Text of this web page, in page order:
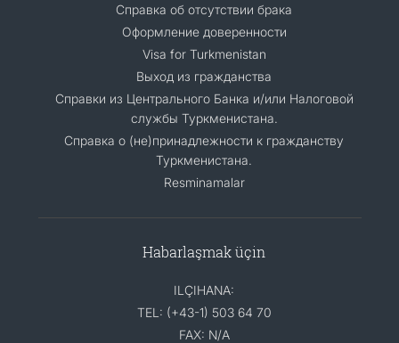
Справка об отсутствии брака
Оформление доверенности
Visa for Turkmenistan
Выход из гражданства
Справки из Центрального Банка и/или Налоговой
службы Туркменистана.
Справка о (не)принадлежности к гражданству
Туркменистана.
Resminamalar
Habarlaşmak üçin
ILÇIHANA:
TEL: (+43-1) 503 64 70
FAX: N/A